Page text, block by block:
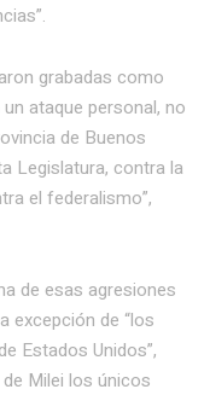
grabadas como
ataque personal, no
de Buenos
Legislatura, contra la
el federalismo”,
de esas agresiones
excepción de “los
Estados Unidos”,
Milei los únicos